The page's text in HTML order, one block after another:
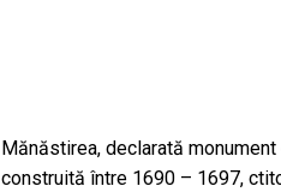
Mănăstirea, declarată
construită între 1690 – 1697,